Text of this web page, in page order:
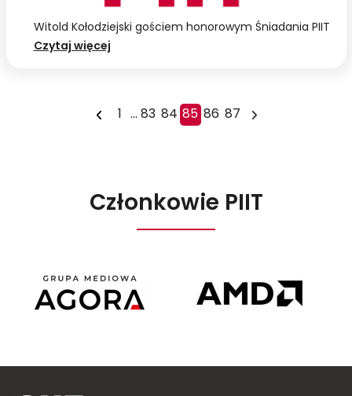
Witold Kołodziejski gościem honorowym Śniadania PIIT
Czytaj więcejŚniadanie
Kołodziejskim,
Radiofonii
i
Telewizji
1 ...83 84 85 86 87
Członkowie PIIT
Agora
Poland